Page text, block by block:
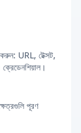
URL, টেক্সট,
পূরণ